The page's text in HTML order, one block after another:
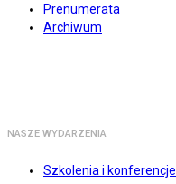
Prenumerata
Archiwum
NASZE WYDARZENIA
Szkolenia i konferencje